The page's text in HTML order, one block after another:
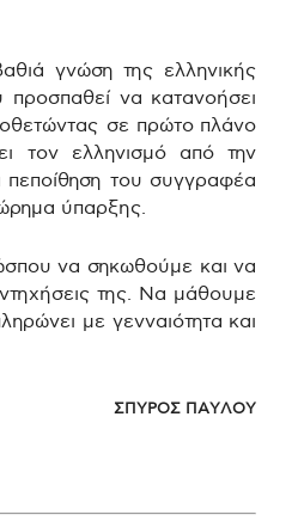
γνώση της ελληνικής
προσπαθεί να κατανοήσει
σε πρώτο πλάνο
τον ελληνισμό από την
πεποίθηση του συγγραφέα
ύπαρξης.
να σηκωθούμε και να
της. Να μάθουμε
με γενναιότητα και
ΣΠΥΡΟΣ ΠΑΥΛΟΥ